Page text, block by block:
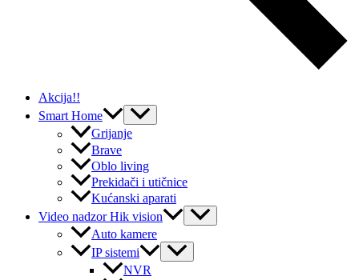
Akcija!!
Smart Home
Menu
Toggle
Grijanje
Brave
Oblo living
Prekidači i utičnice
Kućanski aparati
Video nadzor Hik vision
Menu
Toggle
Auto kamere
IP sistemi
Menu
Toggle
NVR